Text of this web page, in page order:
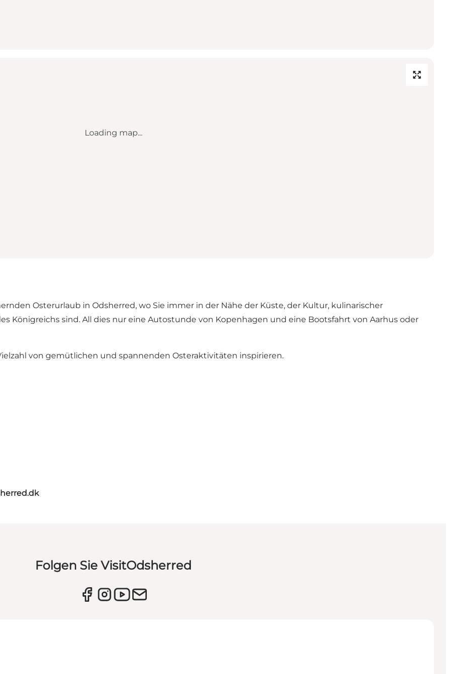
Loading map...
Osterurlaub in Odsherred, wo Sie immer in der Nähe der Küste, der Kultur, kulinarischer
Königreichs sind. All dies nur eine Autostunde von Kopenhagen und eine Bootsfahrt von Aarhus oder
von gemütlichen und spannenden Osteraktivitäten inspirieren.
Folgen Sie VisitOdsherred